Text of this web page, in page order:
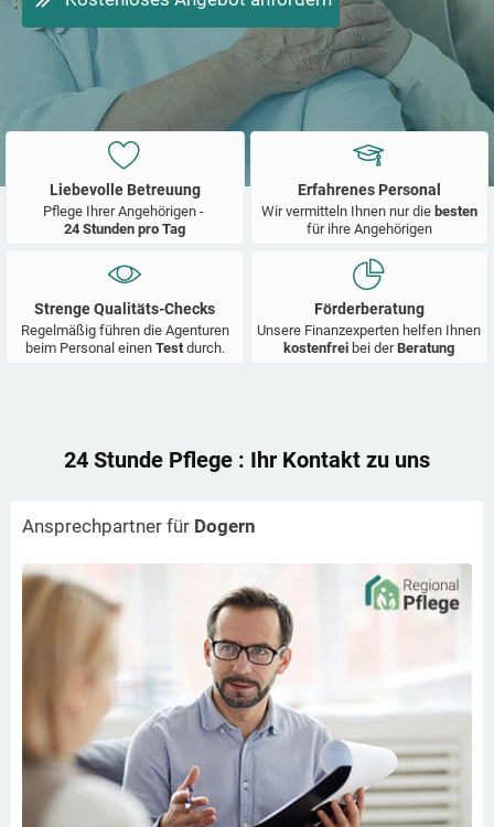
Liebevolle Betreuung
Pflege Ihrer Angehörigen -
24 Stunden pro Tag
Erfahrenes Personal
Wir vermitteln Ihnen nur die besten
für ihre Angehörigen
Strenge Qualitäts-Checks
Regelmäßig führen die Agenturen
beim Personal einen Test durch.
Förderberatung
Unsere Finanzexperten helfen Ihnen
kostenfrei bei derBeratung
24 Stunde Pflege : Ihr Kontakt zu uns
Ansprechpartner für Dogern